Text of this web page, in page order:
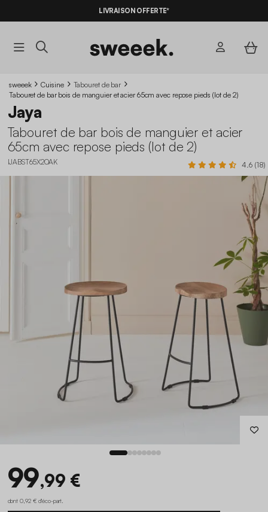
LIVRAISON OFFERTE*
sweeek Cuisine
Tabouret de bar
Tabouret de bar bois de manguier et acier 65cm avec repose pieds (lot de 2)
Jaya
Tabouret de bar bois de manguier et acier
65cm avec repose pieds (lot de 2)
IJABST65X2OAK 4.6 (18)
99,99 €
dont 0,92 € d'éco-part